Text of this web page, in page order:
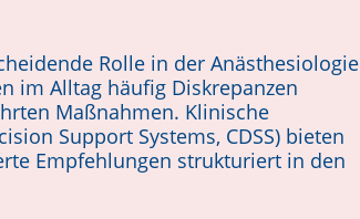
Rolle in der
im Alltag häufig Diskrepanzen
Maßnahmen. Klinische
Support Systems, CDSS) bieten
Empfehlungen strukturiert in den